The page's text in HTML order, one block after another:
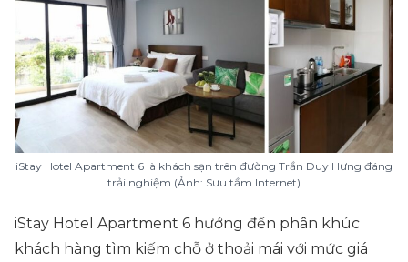
iStay Hotel Apartment 6 là khách sạn trên đường Trần Duy Hưng đáng
trải nghiệm (Ảnh: Sưu tầm Internet)
iStay Hotel Apartment 6 hướng đến phân khúc
khách hàng tìm kiếm chỗ ở thoải mái với mức giá